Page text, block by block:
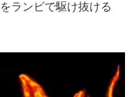
ランビで駆け抜ける